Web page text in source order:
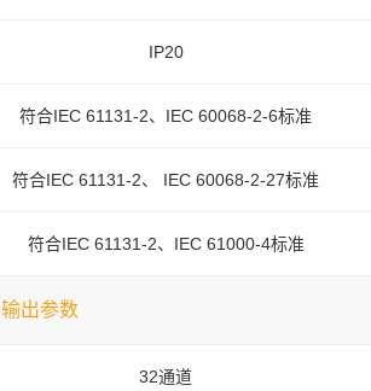
IP20
符合IEC 61131-2、IEC 60068-2-6标准
符合IEC 61131-2、 IEC 60068-2-27标准
符合IEC 61131-2、IEC 61000-4标准
输出参数
32通道